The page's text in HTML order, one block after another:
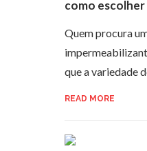
como
Quem procura
que a variedade
READ MORE